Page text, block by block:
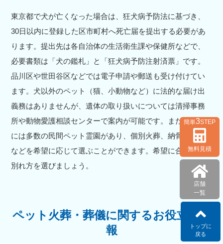
東京都で犬が亡くなった場合は、狂犬病予防法に基づき、
30日以内に登録した区市町村へ死亡届を提出する必要があ
ります。提出先は各自治体の生活衛生課や保健所などで、
必要書類は「犬の鑑札」と「狂犬病予防注射済票」です。
品川区や世田谷区などでは電子申請や郵送も受け付けてい
ます。犬以外のペット（猫、小動物など）に法的な届け出
義務はありませんが、遺体の取り扱いについては清掃事務
所や動物愛護相談センターで案内が可能です。また、都内
には多数の民間ペット霊園があり、個別火葬、納骨、供養
などを希望に応じて選ぶことができます。希望に合ったお
別れ方を選びましょう。
ペット火葬・葬儀に関するお役立ち情
報
簡単3STEP
無料見積
店舗
一覧
トップに
戻る